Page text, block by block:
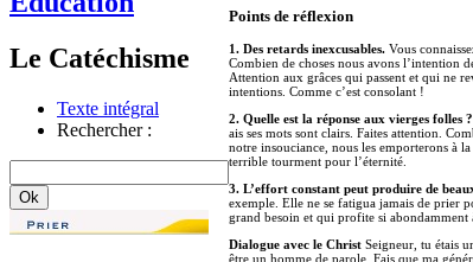
Le Catéchisme
Texte intégral
Rechercher :
Points de réflexion
1. Des retards inexcusables. Vous
Combien de choses nous avons l’intention
Attention aux grâces qui passent et qui ne
intentions. Comme c’est consolant !
2. Quelle est la réponse aux vierges folles ?
ais ses mots sont clairs. Faites attention.
notre insouciance, nous les emporterons à
terrible tourment pour l’éternité.
3. L’effort constant peut produire de
exemple. Elle ne se fatigua jamais de prier
grand besoin et qui profite si abondamment
Dialogue avec le Christ Seigneur, tu étais
être un homme de parole. Fais que ma